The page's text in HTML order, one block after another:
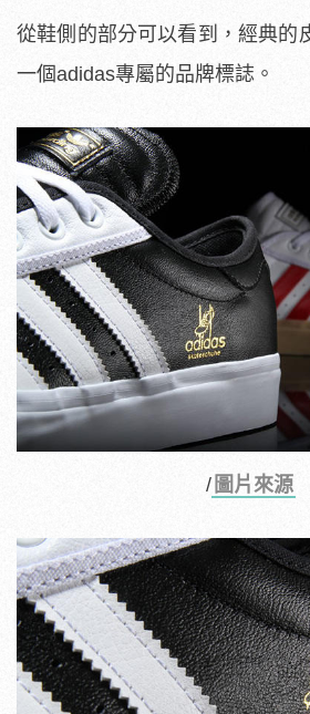
從鞋側的部分可以看到，經典的
一個adidas專屬的品牌標誌。
/ 圖片來源